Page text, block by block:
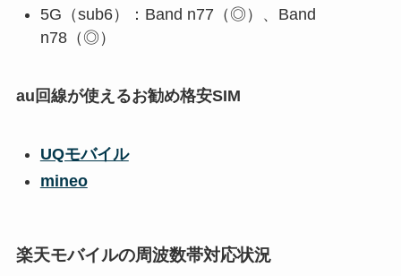
5G（sub6）：Band n77（◎）、Band
n78（◎）
au回線が使えるお勧め格安SIM
UQモバイル
mineo
楽天モバイルの周波数帯対応状況